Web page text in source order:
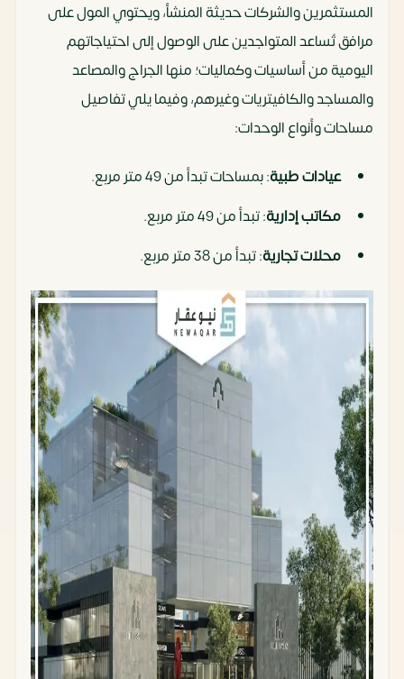
المستثمرين والشركات حديثة المنشأ، ويحتوي المول على
مرافق تُساعد المتواجدين على الوصول إلى احتياجاتهم
اليومية من أساسيات وكماليات؛ منها الجراج والمصاعد
والمساجد والكافيتريات وغيرهم، وفيما يلي تفاصيل
مساحات وأنواع الوحدات:
عيادات طبية: بمساحات تبدأ من 49 متر مربع.
مكاتب إدارية: تبدأ من 49 متر مربع.
محلات تجارية: تبدأ من 38 متر مربع.